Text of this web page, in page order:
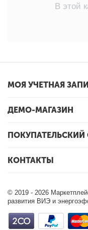
В этой
МОЯ УЧЕТНАЯ
ДЕМО-МАГАЗИН
ПОКУПАТЕЛЬСКИЙ
КОНТАКТЫ
© 2019 - 2026
развития ВИЭ и